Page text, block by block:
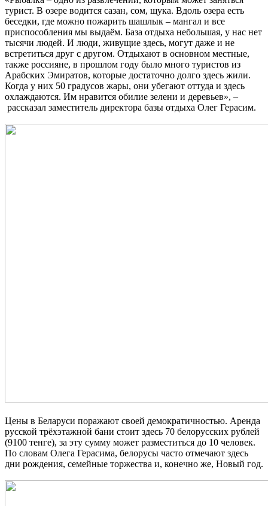
турист. В озере водится сазан, сом, щука. Вдоль озера есть
беседки, где можно пожарить шашлык – мангал и все
приспособления мы выдаём. База отдыха небольшая, у нас нет
тысячи людей. И люди, живущие здесь, могут даже и не
встретиться друг с другом. Отдыхают в основном местные,
также россияне, в прошлом году было много туристов из
Арабских Эмиратов, которые достаточно долго здесь жили.
Когда у них 50 градусов жары, они убегают оттуда и здесь
охлаждаются. Им нравится обилие зелени и деревьев», –
рассказал заместитель директора базы отдыха Олег Герасим.
Цены в Беларуси поражают своей демократичностью. Аренда
русской трёхэтажной бани стоит здесь 70 белорусских рублей
(9100 тенге), за эту сумму может разместиться до 10 человек.
По словам Олега Герасима, белорусы часто отмечают здесь
дни рождения, семейные торжества и, конечно же, Новый год.